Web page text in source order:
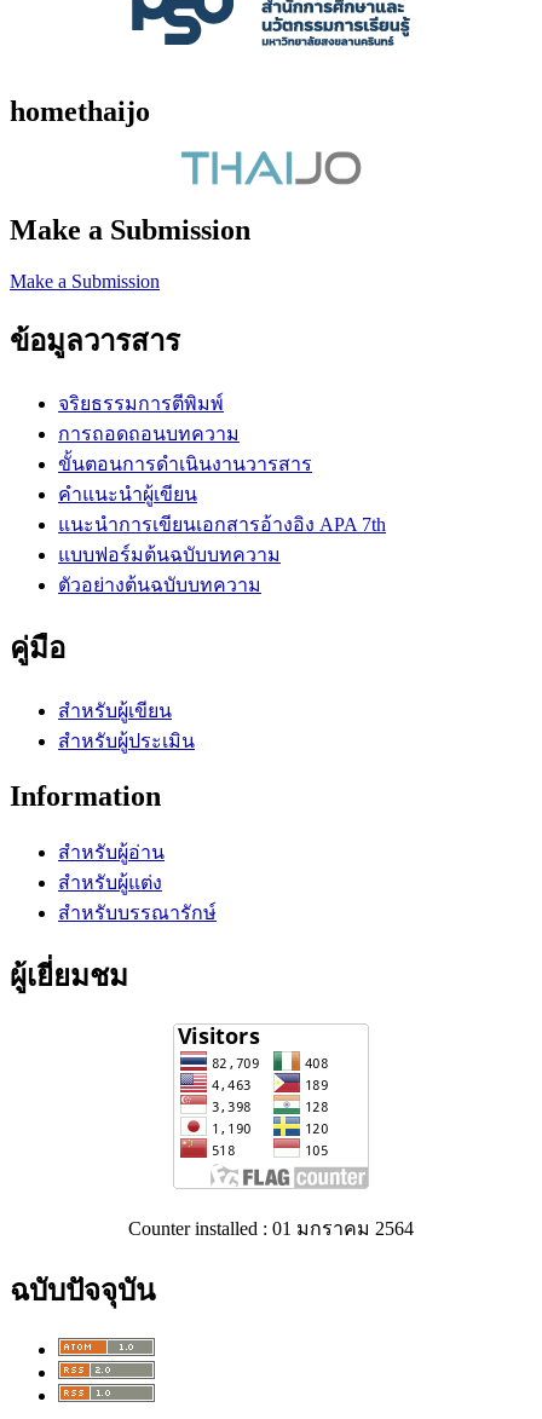
homethaijo
Make a Submission
Make a Submission
ข้อมูลวารสาร
จริยธรรมการตีพิมพ์
การถอดถอนบทความ
ขั้นตอนการดำเนินงานวารสาร
คำแนะนำผู้เขียน
แนะนำการเขียนเอกสารอ้างอิง APA 7th
แบบฟอร์มต้นฉบับบทความ
ตัวอย่างต้นฉบับบทความ
คู่มือ
สำหรับผู้เขียน
สำหรับผู้ประเมิน
Information
สำหรับผู้อ่าน
สำหรับผู้แต่ง
สำหรับบรรณารักษ์
ผู้เยี่ยมชม
Counter installed : 01 มกราคม 2564
ฉบับปัจจุบัน